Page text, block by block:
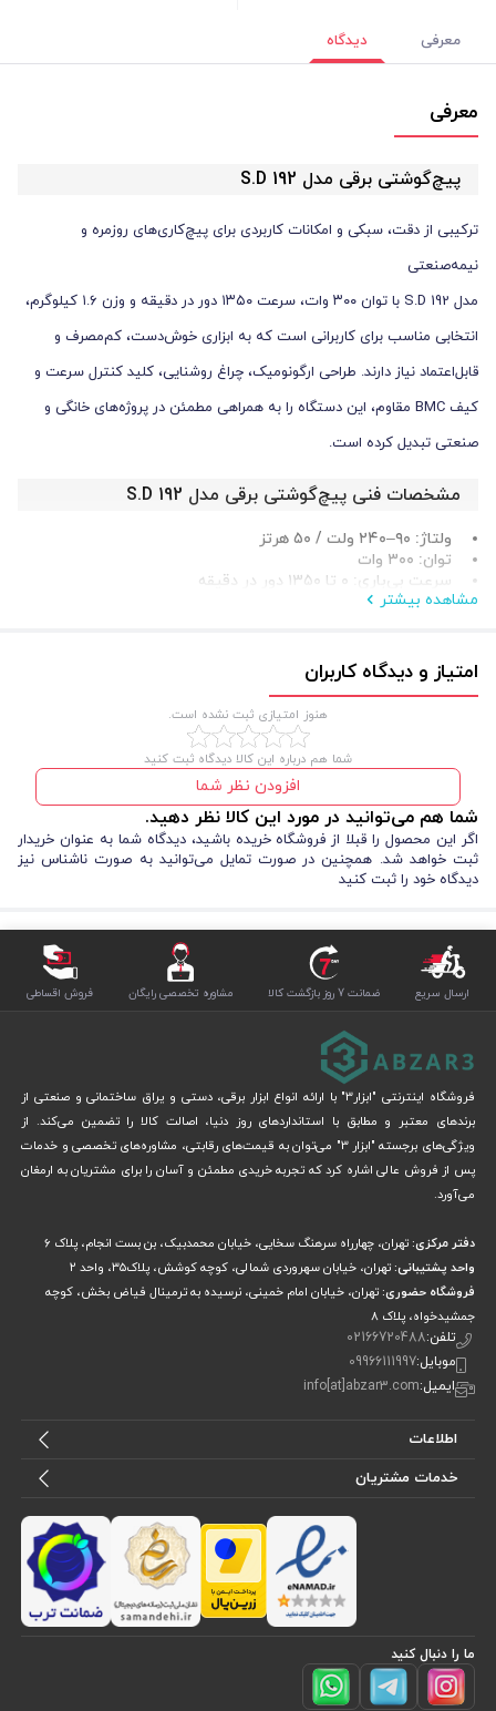
معرفی دیدگاه
معرفی
پیچ‌گوشتی برقی مدل S.D 192
ترکیبی از دقت، سبکی و امکانات کاربردی برای پیچ‌کاری‌های روزمره و
نیمه‌صنعتی
مدل S.D 192 با توان ۳۰۰ وات، سرعت ۱۳۵۰ دور در دقیقه و وزن ۱.۶ کیلوگرم،
انتخابی مناسب برای کاربرانی است که به ابزاری خوش‌دست، کم‌مصرف و
قابل‌اعتماد نیاز دارند. طراحی ارگونومیک، چراغ روشنایی، کلید کنترل سرعت و
کیف BMC مقاوم، این دستگاه را به همراهی مطمئن در پروژه‌های خانگی و
صنعتی تبدیل کرده است.
مشخصات فنی پیچ‌گوشتی برقی مدل S.D 192
ولتاژ: ۹۰–۲۴۰ ولت / ۵۰ هرتز
توان: ۳۰۰ وات
سرعت بی‌باری: ۰ تا ۱۳۵۰ دور در دقیقه
ظرفیت سه‌نظام: ۱۰ میلی‌متر
امکانات و ویژگی‌ها
موتور بادوام با عملکرد پایدار
مجهز به چراغ روشنایی برای کار در محل‌های تاریک
کلید کنترل سرعت
کلید چپ‌گرد و راست‌گرد
جریان خروجی
20 الی 140 آمپر
ولتاژ 220 ولت
مشاهده بیشتر
امتیاز و دیدگاه کاربران
هنوز امتیازی ثبت نشده است.
شما هم درباره این کالا دیدگاه ثبت کنید
افزودن نظر شما
شما هم می‌توانید در مورد این کالا نظر دهید.
اگر این محصول را قبلا از فروشگاه خریده باشید، دیدگاه شما به عنوان خریدار
ثبت خواهد شد. همچنین در صورت تمایل می‌توانید به صورت ناشناس نیز
دیدگاه خود را ثبت کنید
ارسال سریع ضمانت 7 روز بازگشت کالا مشاوره تخصصی رایگان فروش اقساطی
فروشگاه اینترنتی "ابزار3" با ارائه انواع ابزار برقی، دستی و یراق ساختمانی و صنعتی از
برندهای معتبر و مطابق با استانداردهای روز دنیا، اصالت کالا را تضمین می‌کند. از
ویژگی‌های برجسته "ابزار 3" می‌توان به قیمت‌های رقابتی، مشاوره‌های تخصصی و خدمات
پس از فروش عالی اشاره کرد که تجربه خریدی مطمئن و آسان را برای مشتریان به ارمغان
می‌آورد.
دفتر مرکزی:تهران، چهارراه سرهنگ سخایی، خیابان محمدبیک، بن بست انجام، پلاک 6
واحد پشتیبانی:تهران، خیابان سهروردی شمالی، کوچه کوشش، پلاک۳۵، واحد ۲
فروشگاه حضوری:تهران، خیابان امام خمینی، نرسیده به ترمینال فیاض بخش، کوچه
جمشیدخواه، پلاک ۸
تلفن:02166720488
موبایل:09966111997
ایمیل:info[at]abzar3.com
اطلاعات
خدمات مشتریان
ما را دنبال کنید